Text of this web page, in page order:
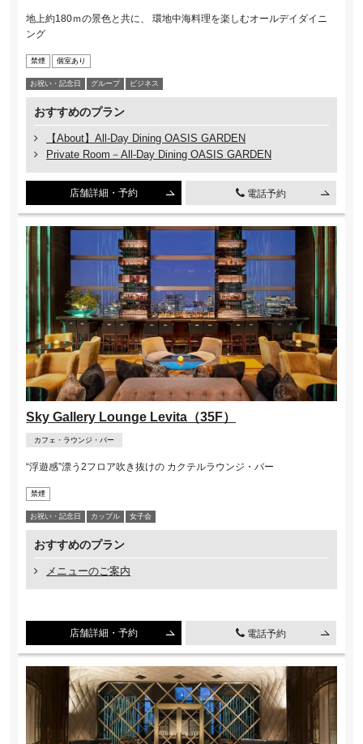
地上約180ｍの景色と共に、 環地中海料理を楽しむオールデイダイニ
ング
禁煙 個室あり
お祝い・記念⽇ グループ ビジネス
おすすめのプラン
【About】All-Day Dining OASIS GARDEN
Private Room－All-Day Dining OASIS GARDEN
店舗詳細・予約 電話予約
Sky Gallery Lounge Levita（35F）
カフェ・ラウンジ・バー
“浮遊感”漂う2フロア吹き抜けの カクテルラウンジ・バー
禁煙
お祝い・記念⽇ カップル ⼥⼦会
おすすめのプラン
メニューのご案内
店舗詳細・予約 電話予約